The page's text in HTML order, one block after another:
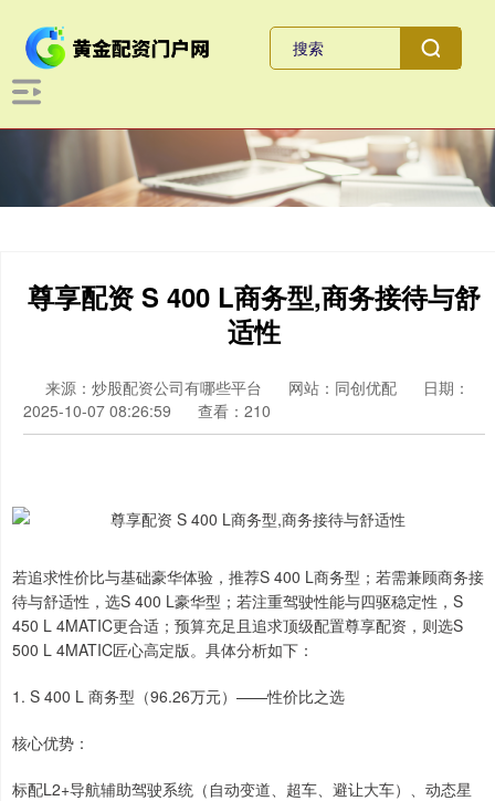
尊享配资 S 400 L商务型,商务接待与舒
适性
来源：炒股配资公司有哪些平台 网站：同创优配
日期：
2025-10-07 08:26:59
查看：210
若追求性价比与基础豪华体验，推荐S 400 L商务型；若需兼顾商务接
待与舒适性，选S 400 L豪华型；若注重驾驶性能与四驱稳定性，S
450 L 4MATIC更合适；预算充足且追求顶级配置尊享配资，则选S
500 L 4MATIC匠心高定版。具体分析如下：
1. S 400 L 商务型（96.26万元）——性价比之选
核心优势：
标配L2+导航辅助驾驶系统（自动变道、超车、避让大车）、动态星